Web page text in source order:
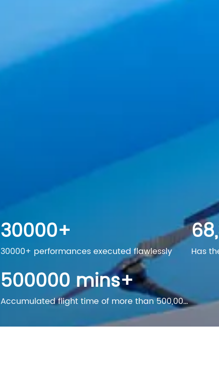
30000+
30000+ performances executed flawlessly
500000mins+
Accumulated flight time of more than 500,000
Has